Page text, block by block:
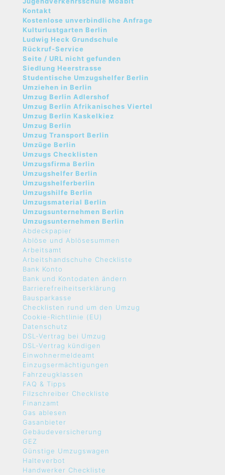
Kontakt
Kostenlose unverbindliche Anfrage
Kulturlustgarten Berlin
Ludwig Heck Grundschule
Rückruf-Service
Seite / URL nicht gefunden
Siedlung Heerstrasse
Studentische Umzugshelfer Berlin
Umziehen in Berlin
Umzug Berlin Adlershof
Umzug Berlin Afrikanisches Viertel
Umzug Berlin Kaskelkiez
Umzug Berlin
Umzug Transport Berlin
Umzüge Berlin
Umzugs Checklisten
Umzugsfirma Berlin
Umzugshelfer Berlin
Umzugshelferberlin
Umzugshilfe Berlin
Umzugsmaterial Berlin
Umzugsunternehmen Berlin
Umzugsunternehmen Berlin
Abdeckpapier
Ablöse und Ablösesummen
Arbeitsamt
Arbeitshandschuhe Checkliste
Bank Konto
Bank und Kontodaten ändern
Barrierefreiheitserklärung
Bausparkasse
Checklisten rund um den Umzug
Cookie-Richtlinie (EU)
Datenschutz
DSL-Vertrag bei Umzug
DSL-Vertrag kündigen
Einwohnermeldeamt
Einzugsermächtigungen
Fahrzeugklassen
FAQ & Tipps
Filzschreiber Checkliste
Finanzamt
Gas ablesen
Gasanbieter
Gebäudeversicherung
GEZ
Günstige Umzugswagen
Halteverbot
Handwerker Checkliste